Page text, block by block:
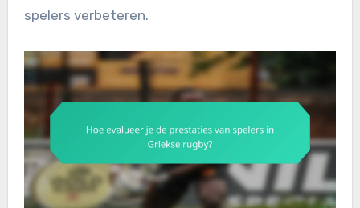
spelers verbeteren.